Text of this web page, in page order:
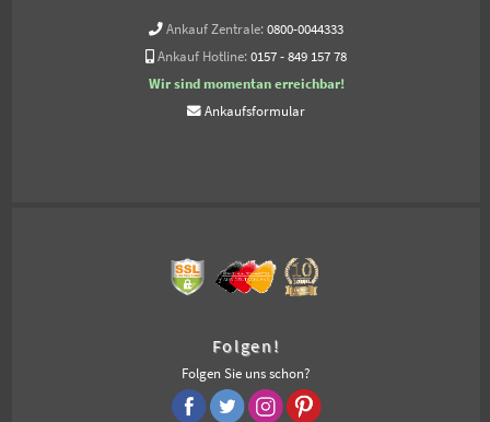
Ankauf Zentrale: 0800-0044333
Ankauf Hotline: 0157 - 849 157 78
Wir sind momentan erreichbar!
Ankaufsformular
Folgen!
Folgen Sie uns schon?